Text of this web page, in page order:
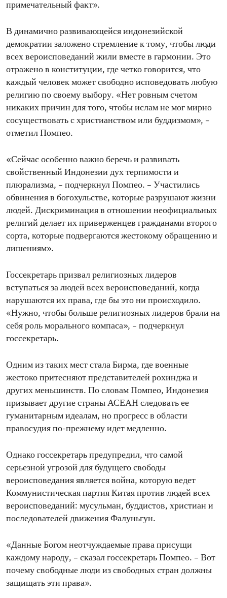
примечательный факт».
В динамично развивающейся индонезийской
демократии заложено стремление к тому, чтобы люди
всех вероисповеданий жили вместе в гармонии. Это
отражено в конституции, где четко говорится, что
каждый человек может свободно исповедовать любую
религию по своему выбору. «Нет ровным счетом
никаких причин для того, чтобы ислам не мог мирно
сосуществовать с христианством или буддизмом», –
отметил Помпео.
«Сейчас особенно важно беречь и развивать
свойственный Индонезии дух терпимости и
плюрализма, – подчеркнул Помпео. – Участились
обвинения в богохульстве, которые разрушают жизни
людей. Дискриминация в отношении неофициальных
религий делает их приверженцев гражданами второго
сорта, которые подвергаются жестокому обращению и
лишениям».
Госсекретарь призвал религиозных лидеров
вступаться за людей всех вероисповеданий, когда
нарушаются их права, где бы это ни происходило.
«Нужно, чтобы больше религиозных лидеров брали на
себя роль морального компаса», – подчеркнул
госсекретарь.
Одним из таких мест стала Бирма, где военные
жестоко притесняют представителей рохинджа и
других меньшинств. По словам Помпео, Индонезия
призывает другие страны АСЕАН следовать ее
гуманитарным идеалам, но прогресс в области
правосудия по-прежнему идет медленно.
Однако госсекретарь предупредил, что самой
серьезной угрозой для будущего свободы
вероисповедания является война, которую ведет
Коммунистическая партия Китая против людей всех
вероисповеданий: мусульман, буддистов, христиан и
последователей движения Фалуньгун.
«Данные Богом неотчуждаемые права присущи
каждому народу, – сказал госсекретарь Помпео. – Вот
почему свободные люди из свободных стран должны
защищать эти права».